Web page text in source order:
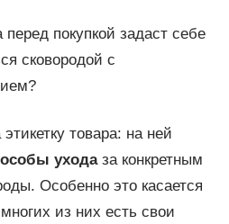
перед покупкой задаст себе
сковородой с
товара: на ней
уходаза конкретным
Особенно это касается
из них есть свои